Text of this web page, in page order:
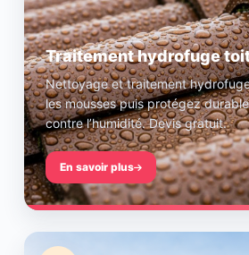
Traitement hydrofuge
Nettoyage et traitement
les mousses puis protégez
contre l’humidité. Devis gratuit.
En savoir plus